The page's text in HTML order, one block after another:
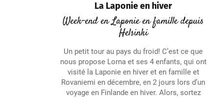
La Laponie en hiver
Week-end en Laponie en famille depuis
Helsinki
Un petit tour au pays du froid! C’est ce que
nous propose Lorna et ses 4 enfants, qui ont
visité la Laponie en hiver et en famille et
Rovaniemi en décembre, en 2 jours lors d’un
voyage en Finlande en hiver. Alors, sortez